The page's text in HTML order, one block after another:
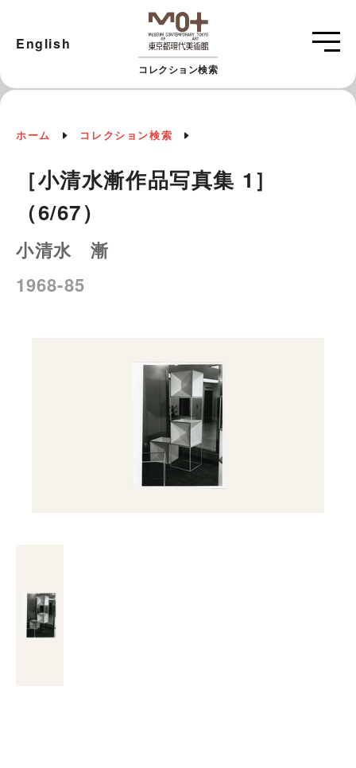
コレクション検索
English
ホーム コレクション検索
［小清水漸作品写真集 1］
（6/67）
小清水 漸
1968-85